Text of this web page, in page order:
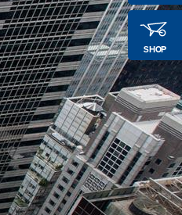
SHOP